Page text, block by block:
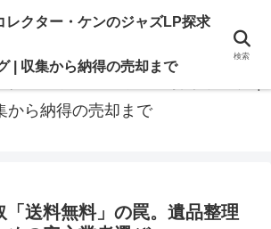
知識の先にある。オリジナル盤も、賢いセカンド盤
から納得の売却まで
「送料無料」の罠。遺品整理
レクター・ケンのジャズLP探求
| 収集から納得の売却まで
検索